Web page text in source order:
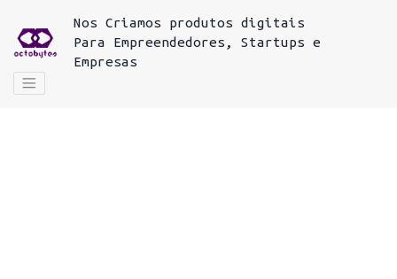
NosCriamos produtos digitais
Para
Empreendedores, Startups e
Empresas